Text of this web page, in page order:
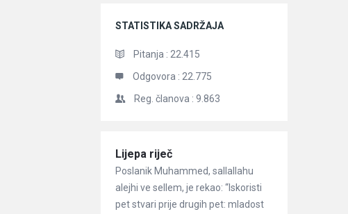
STATISTIKA SADRŽAJA
Pitanja : 22.415
Odgovora : 22.775
Reg. članova : 9.863
Članci
Lijepa riječ
Poslanik Muhammed, sallallahu
alejhi ve sellem, je rekao: “Iskoristi
pet stvari prije drugih pet: mladost